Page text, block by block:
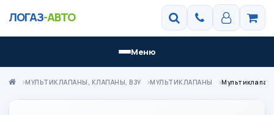
ЛОГАЗ-АВТО
Меню
МУЛЬТИКЛАПАНЫ, КЛАПАНЫ, ВЗУ МУЛЬТИКЛАПАНЫ